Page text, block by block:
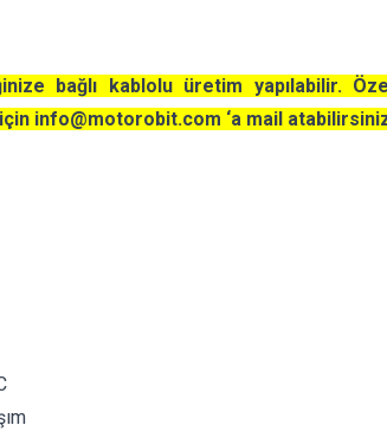
bağlı kablolu üretim yapılabilir.
info@motorobit.com ‘a mail